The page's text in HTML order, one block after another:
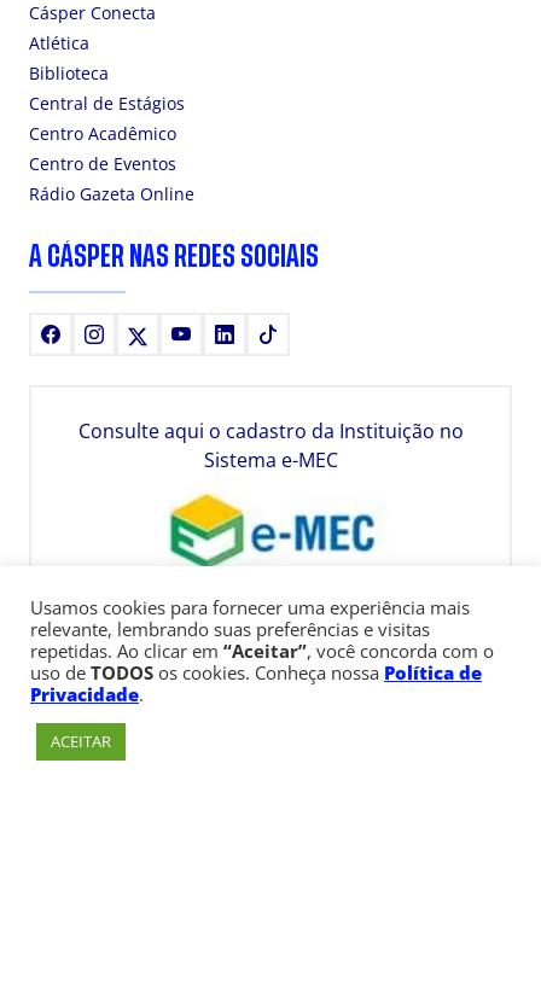
Cásper Conecta
Atlética
Biblioteca
Central de Estágios
Centro Acadêmico
Centro de Eventos
Rádio Gazeta Online
A CÁSPER NAS REDES SOCIAIS
FacebookInstagram YoutubeLinkedIn
Consulte aqui o cadastro da Instituição no
Sistema e-MEC
Usamos cookies para fornecer uma experiência mais
relevante, lembrando suas preferências e visitas
repetidas. Ao clicar em “Aceitar”, você concorda com o
uso de TODOS os cookies. Conheça nossa Política de
Privacidade.
ACEITAR